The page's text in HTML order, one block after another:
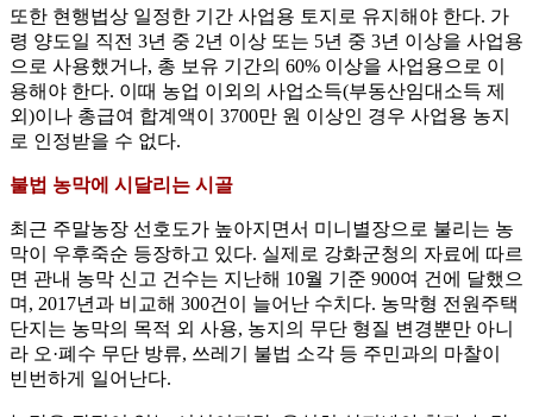
또한 현행법상 일정한 기간 사업용 토지로 유지해야 한다. 가
령 양도일 직전 3년 중 2년 이상 또는 5년 중 3년 이상을 사업용
으로 사용했거나, 총 보유 기간의 60% 이상을 사업용으로 이
용해야 한다. 이때 농업 이외의 사업소득(부동산임대소득 제
외)이나 총급여 합계액이 3700만 원 이상인 경우 사업용 농지
로 인정받을 수 없다.
불법 농막에 시달리는 시골
최근 주말농장 선호도가 높아지면서 미니별장으로 불리는 농
막이 우후죽순 등장하고 있다. 실제로 강화군청의 자료에 따르
면 관내 농막 신고 건수는 지난해 10월 기준 900여 건에 달했으
며, 2017년과 비교해 300건이 늘어난 수치다. 농막형 전원주택
단지는 농막의 목적 외 사용, 농지의 무단 형질 변경뿐만 아니
라 오·폐수 무단 방류, 쓰레기 불법 소각 등 주민과의 마찰이
빈번하게 일어난다.